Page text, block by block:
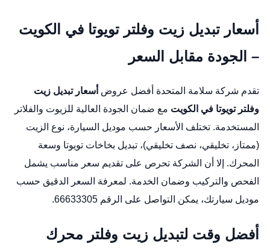
أسعار تبديل زيت وفلتر تويوتا في الكويت
– الجودة مقابل السعر
تقدم شركة سلامة المتحدة أفضل عروض أسعار تبديل زيت
وفلتر تويوتا في الكويت مع ضمان الجودة العالية للزيوت والفلاتر
المستخدمة. تختلف الأسعار حسب موديل السيارة، نوع الزيت
(ممتاز، تخليقي، نصف تخليقي)، تبديل بخاخات تويوتا وسعة
المحرك. إلا أن الشركة تحرص على تقديم سعر مناسب يشمل
الفحص والتركيب وضمان الخدمة. لمعرفة السعر الدقيق حسب
موديل سيارتك، يمكن التواصل على الرقم 66633305.
أفضل وقت لتبديل زيت وفلتر محرك